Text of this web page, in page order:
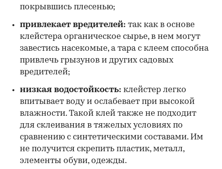
покрывшись плесенью;
привлекает вредителей: так как в основе
клейстера органическое сырье, в нем могут
завестись насекомые, а тара с клеем способна
привлечь грызунов и других садовых
вредителей;
низкая водостойкость: клейстер легко
впитывает воду и ослабевает при высокой
влажности. Такой клей также не подходит
для склеивания в тяжелых условиях по
сравнению с синтетическими составами. Им
не получится скрепить пластик, металл,
элементы обуви, одежды.